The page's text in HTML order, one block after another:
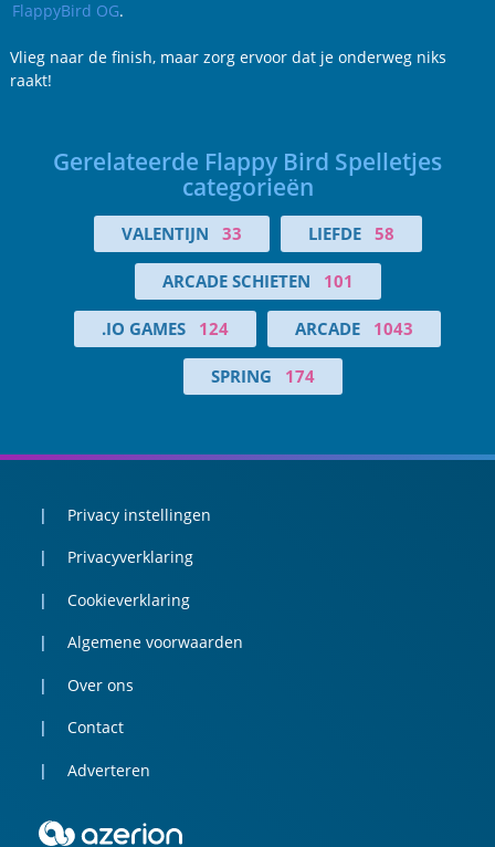
FlappyBird OG.
Vlieg naar de finish, maar zorg ervoor dat je onderweg niks
raakt!
Gerelateerde Flappy Bird Spelletjes
categorieën
VALENTIJN 33 LIEFDE 58
ARCADE SCHIETEN 101
.IO GAMES 124 ARCADE 1043
SPRING 174
Privacy instellingen
Privacyverklaring
Cookieverklaring
Algemene voorwaarden
Over ons
Contact
Adverteren